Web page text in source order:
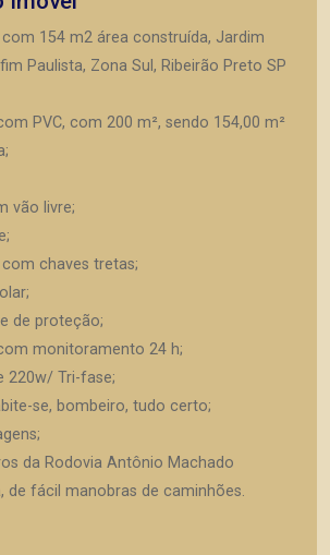
154 m2 área construída, Jardim
Paulista, Zona Sul, Ribeirão Preto SP
PVC, com 200 m², sendo 154,00 m²
vão livre;
chaves tretas;
de proteção;
monitoramento 24 h;
220w/ Tri-fase;
se, bombeiro, tudo certo;
da Rodovia Antônio Machado
de fácil manobras de caminhões.